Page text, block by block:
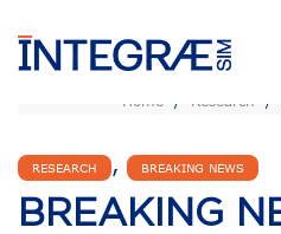
Home / Research /
RESEARCH , BREAKING NEWS
BREAKING